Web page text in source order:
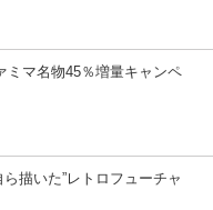
ミマ名物45％増量キャンペ
描いた”レトロフューチャ